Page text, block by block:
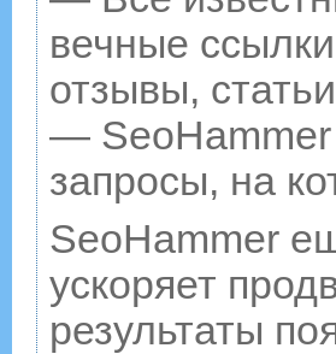
вечные
отзывы,
— SeoHammer
запросы, на
SeoHammer
ускоряет
результаты